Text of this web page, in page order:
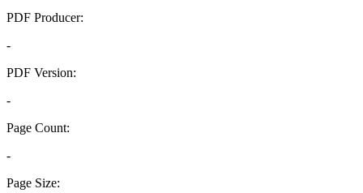
PDF Producer:
-
PDF Version:
-
Page Count:
-
Page Size: